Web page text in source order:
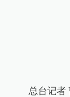
总台记者